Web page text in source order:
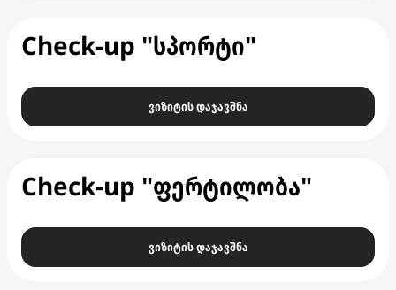
Check-up "სპორტი"
ვიზიტის დაჯავშნა
Check-up "ფერტილობა"
ვიზიტის დაჯავშნა